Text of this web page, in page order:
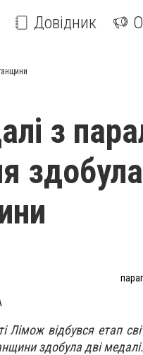
Довідник
з
Лімож відбувся етап
здобула дві медалі.